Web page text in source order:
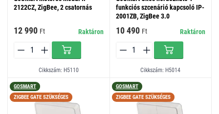
2122CZ, ZigBee, 2 csatornás
12 990 Ft Raktáron
Cikkszám: H5110
funkciós szcenárió kapcsoló IP-
2001ZB, ZigBee 3.0
10 490 Ft Raktáron
Cikkszám: H5014
GOSMART
ZIGBEE GATE SZÜKSÉGES
GOSMART
ZIGBEE GATE SZÜKSÉGES